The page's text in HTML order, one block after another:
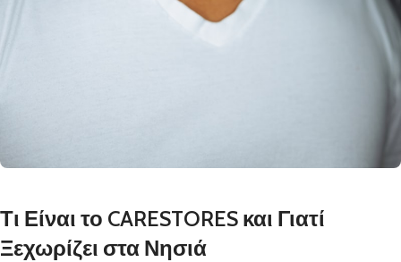
Τι Είναι το CARESTORES και Γιατί
Ξεχωρίζει στα Νησιά